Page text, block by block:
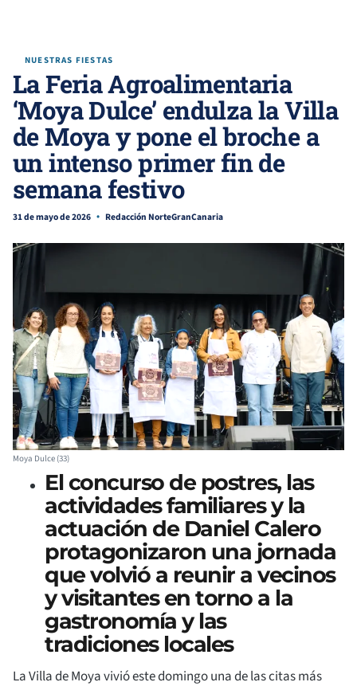
NUESTRAS FIESTAS
La Feria Agroalimentaria
‘Moya Dulce’ endulza la Villa
de Moya y pone el broche a
un intenso primer fin de
semana festivo
31 de mayo de 2026 Redacción NorteGranCanaria
Moya Dulce (33)
El concurso de postres, las
actividades familiares y la
actuación de Daniel Calero
protagonizaron una jornada
que volvió a reunir a vecinos
y visitantes en torno a la
gastronomía y las
tradiciones locales
La Villa de Moya vivió este domingo una de las citas más